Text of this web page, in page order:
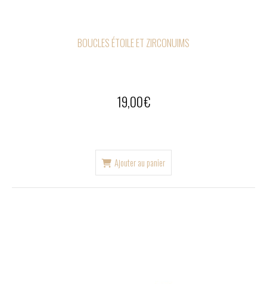
BOUCLES ÉTOILE ET ZIRCONUIMS
19,00€
Ajouter au panier